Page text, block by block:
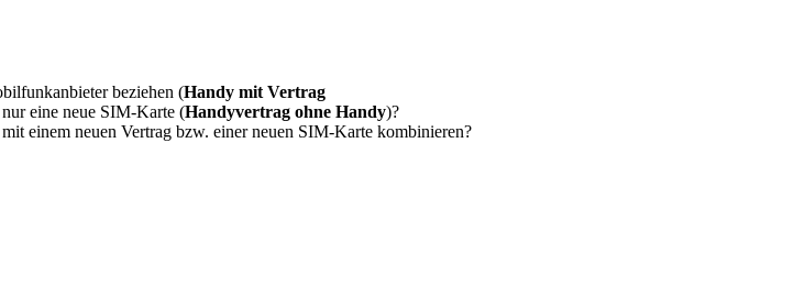
beziehen (Handy mit Vertrag
eine neue SIM-Karte (Handyvertrag ohne Handy)?
einem neuen Vertrag bzw. einer neuen SIM-Karte kombinieren?